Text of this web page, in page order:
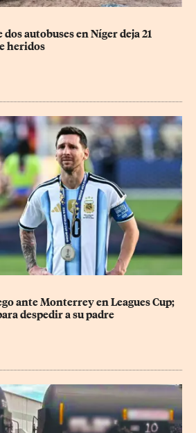
autobuses en Níger deja 21
heridos
ante Monterrey en Leagues Cup;
despedir a su padre